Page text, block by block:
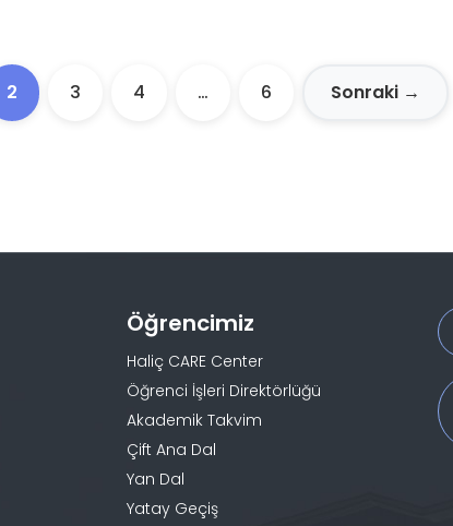
2 3 4 … 6 Sonraki →
Öğrencimiz
Haliç CARE Center
Öğrenci İşleri Direktörlüğü
Akademik Takvim
Çift Ana Dal
Yan Dal
Yatay Geçiş